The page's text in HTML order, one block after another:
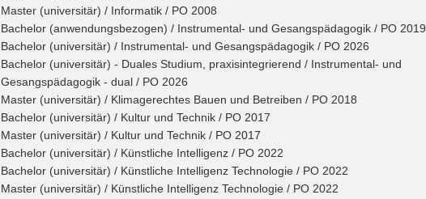
Master (universitär) / Informatik / PO 2008
Bachelor (anwendungsbezogen) / Instrumental- und Gesangspädagogik / PO 2019
Bachelor (universitär) / Instrumental- und Gesangspädagogik / PO 2026
Bachelor (universitär) - Duales Studium, praxisintegrierend / Instrumental- und
Gesangspädagogik - dual / PO 2026
Master (universitär) / Klimagerechtes Bauen und Betreiben / PO 2018
Bachelor (universitär) / Kultur und Technik / PO 2017
Master (universitär) / Kultur und Technik / PO 2017
Bachelor (universitär) / Künstliche Intelligenz / PO 2022
Bachelor (universitär) / Künstliche Intelligenz Technologie / PO 2022
Master (universitär) / Künstliche Intelligenz Technologie / PO 2022